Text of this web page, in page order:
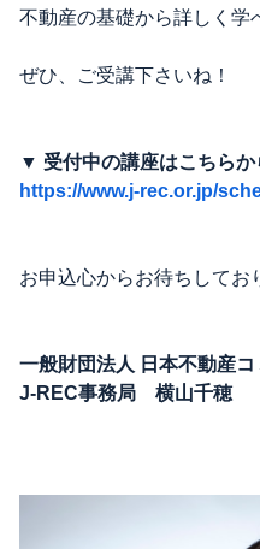
不動産の基礎から詳しく学
ぜひ、ご受講下さいね！
▼ 受付中の講座はこちらか
https://www.j-rec.or.jp/
お申込心からお待ちしてお
一般財団法人 日本不動産
J-REC事務局 横山千穂